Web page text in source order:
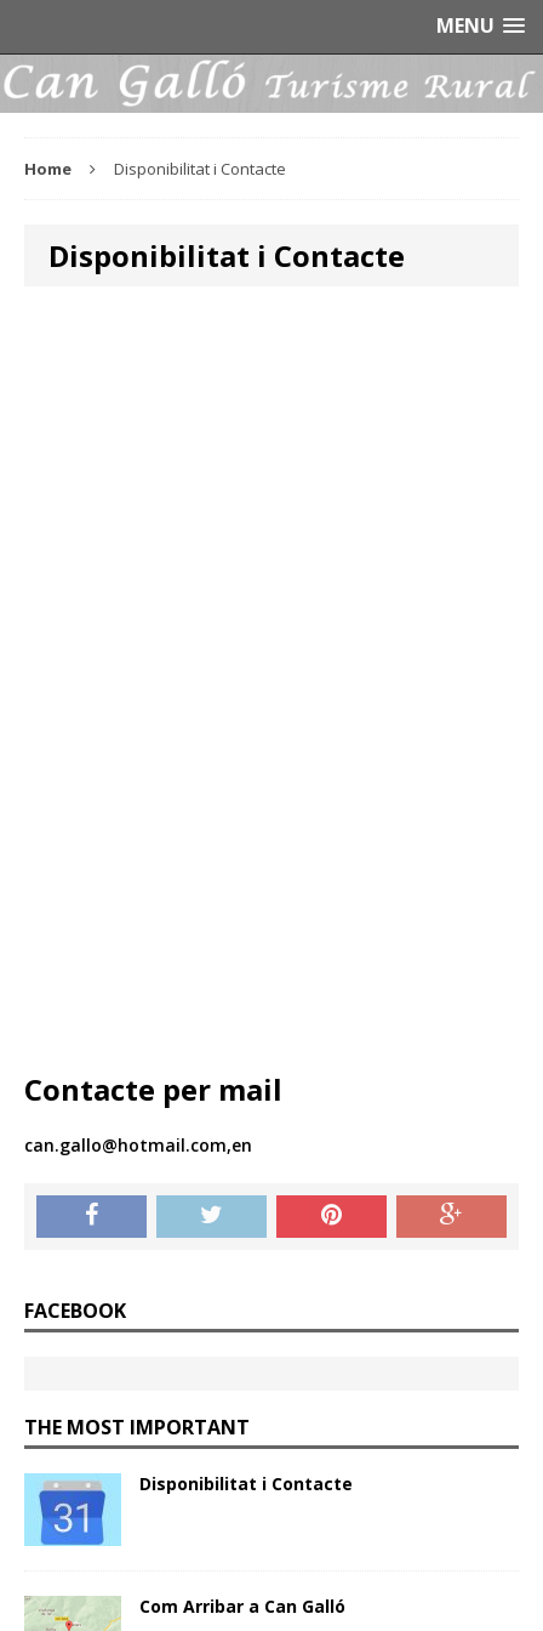
MENU
Home Disponibilitat i Contacte
Disponibilitat i Contacte
Contacte per mail
can.gallo@hotmail.com,en
FACEBOOK
THE MOST IMPORTANT
Disponibilitat i Contacte
Com Arribar a Can Galló